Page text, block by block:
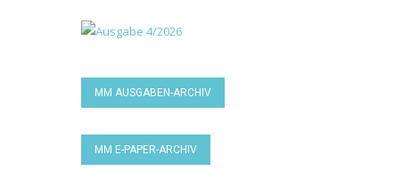
MM AUSGABEN-ARCHIV
MM E-PAPER-ARCHIV